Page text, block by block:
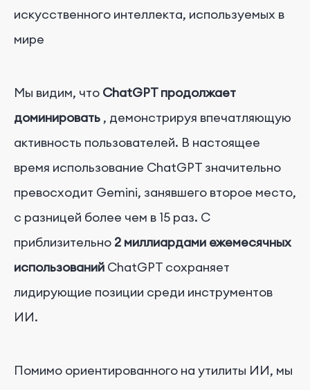
искусственного интеллекта, используемых в
мире
Мы видим, что ChatGPT продолжает
доминировать , демонстрируя впечатляющую
активность пользователей. В настоящее
время использование ChatGPT значительно
превосходит Gemini, занявшего второе место,
с разницей более чем в 15 раз. С
приблизительно 2 миллиардами ежемесячных
использований ChatGPT сохраняет
лидирующие позиции среди инструментов
ИИ.
Помимо ориентированного на утилиты ИИ, мы